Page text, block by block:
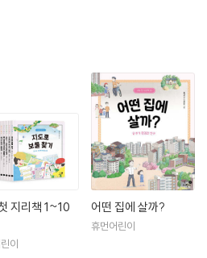
지리책 1~10
이
어떤 집에 살까?
휴먼어린이